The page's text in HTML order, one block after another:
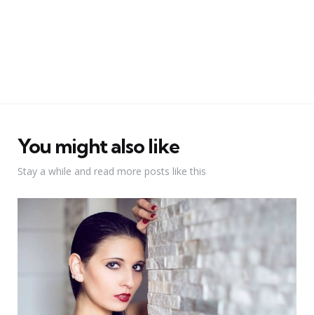
You might also like
Stay a while and read more posts like this